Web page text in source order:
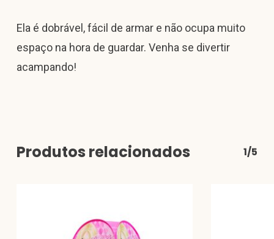
Ela é dobrável, fácil de armar e não ocupa muito
espaço na hora de guardar. Venha se divertir
acampando!
Produtos relacionados 1/5